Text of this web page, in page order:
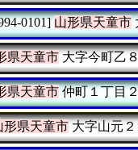
0101] 山形県天童市
県天童市大字今町乙
県天童市仲町１丁目
形県天童市大字山元